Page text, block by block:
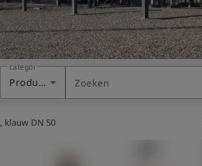
categorie
Producten Zoeken
klauw DN 50